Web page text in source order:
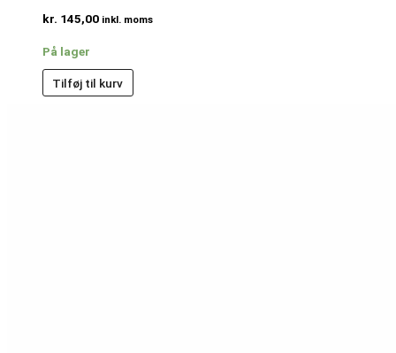
kr. 145,00 inkl. moms
På lager
Tilføj til kurv